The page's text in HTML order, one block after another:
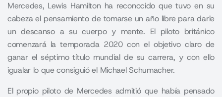
Mercedes, Lewis Hamilton ha reconocido que tuvo en su
cabeza el pensamiento de tomarse un año libre para darle
un descanso a su cuerpo y mente. El piloto británico
comenzará la temporada 2020 con el objetivo claro de
ganar el séptimo título mundial de su carrera, y con ello
igualar lo que consiguió el Michael Schumacher.
El propio piloto de Mercedes admitió que había pensado